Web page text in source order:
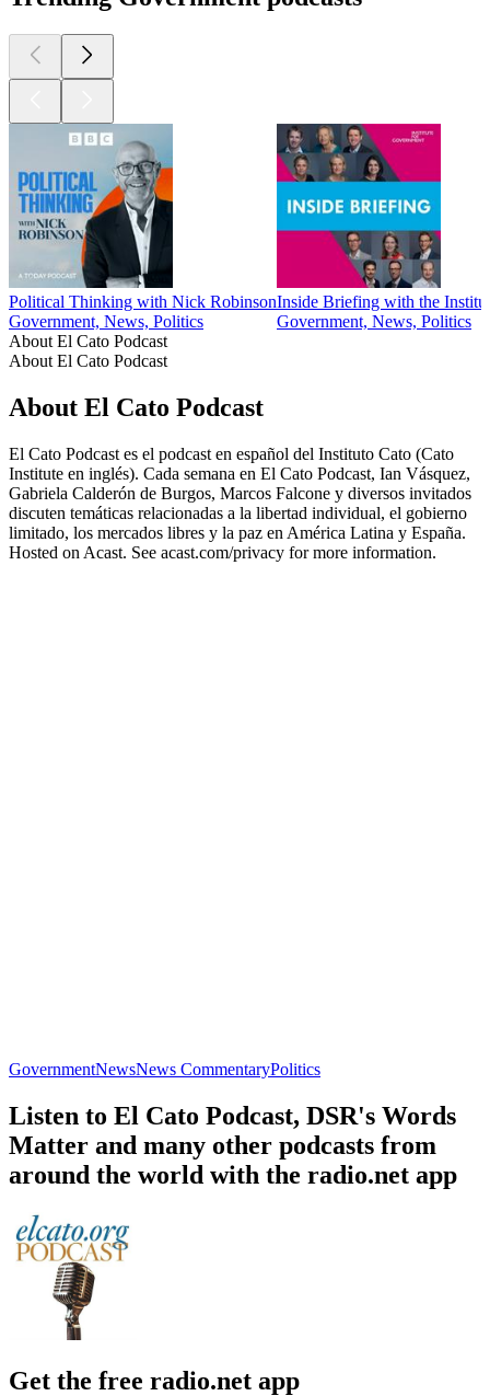
Political Thinking with Nick Robinson
Government, News, Politics
Inside Briefing with the
Government, News, Politics
About El Cato Podcast
About El Cato Podcast
About El Cato Podcast
El Cato Podcast es el podcast en español del Instituto Cato (Cato
Institute en inglés). Cada semana en El Cato Podcast, Ian Vásquez,
Gabriela Calderón de Burgos, Marcos Falcone y diversos invitados
discuten temáticas relacionadas a la libertad individual, el gobierno
limitado, los mercados libres y la paz en América Latina y España.
Hosted on Acast. See acast.com/privacy for more information.
GovernmentNewsNews CommentaryPolitics
Listen to El Cato Podcast, DSR's Words
Matter and many other podcasts from
around the world with the radio.net app
Get the free radio.net app